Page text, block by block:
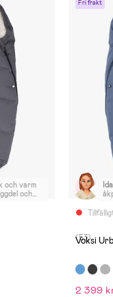
och varm
och
Fri frakt
(53)
Voksi
2 399